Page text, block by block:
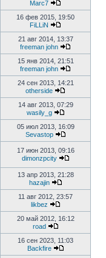
Marc7
16 фев 2015, 19:50
FiLLiN
21 авг 2014, 13:37
freeman john
15 янв 2014, 21:51
freeman john
24 сен 2013, 14:21
otherside
14 авг 2013, 07:29
wasily_g
05 июл 2013, 16:09
Sevastop
17 июн 2013, 09:16
dimonzpcity
13 апр 2013, 21:28
hazajin
11 авг 2012, 23:57
likbez
20 май 2012, 16:12
road
16 сен 2023, 11:03
Backfire